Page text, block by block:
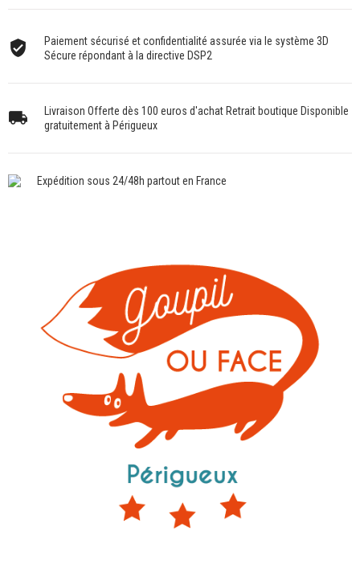
Paiement sécurisé et confidentialité assurée via le système 3D
Sécure répondant à la directive DSP2
Livraison Offerte dès 100 euros d'achat Retrait boutique Disponible
gratuitement à Périgueux
Expédition sous 24/48h partout en France